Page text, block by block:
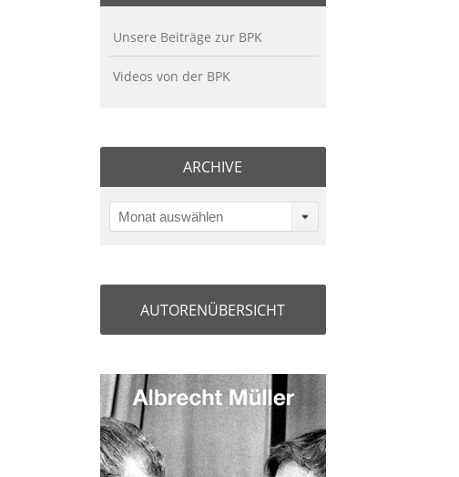
Unsere Beiträge zur BPK
Videos von der BPK
ARCHIVE
Monat auswählen
AUTORENÜBERSICHT